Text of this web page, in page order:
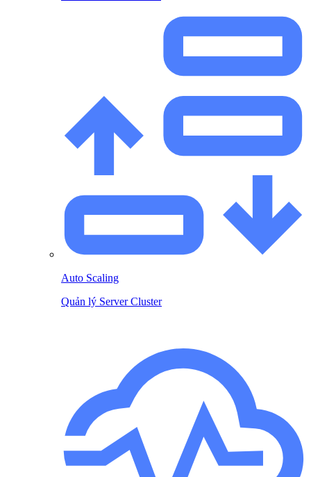
Auto Scaling
Quản lý Server Cluster